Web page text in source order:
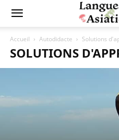
Accueil Autodidacte Solutions
SOLUTIONS